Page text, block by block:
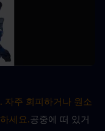
자주 회피하거나 원소
세요.공중에 떠 있거